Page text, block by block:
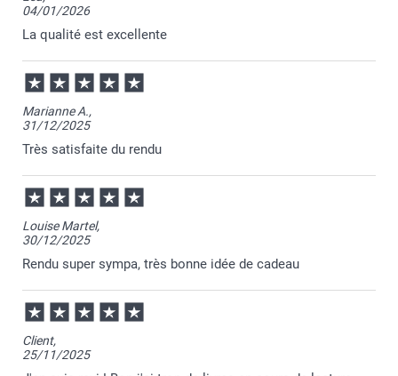
04/01/2026
La qualité est excellente
Marianne A.,
31/12/2025
Très satisfaite du rendu
Louise Martel,
30/12/2025
Rendu super sympa, très bonne idée de cadeau
Client,
25/11/2025